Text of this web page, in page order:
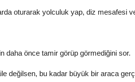
oturarak yolculuk yap, diz mesafesi
daha önce tamir görüp görmediğini sor.
değilsen, bu kadar büyük bir araca